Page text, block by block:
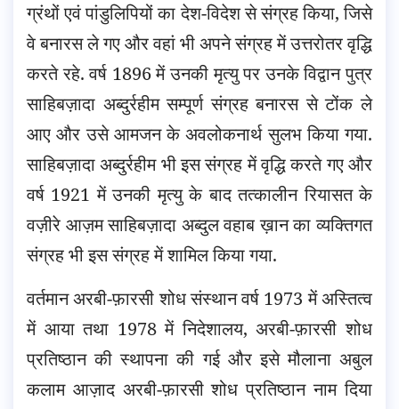
ग्रंथों एवं पांडुलिपियों का देश-विदेश से संग्रह किया, जिसे
वे बनारस ले गए और वहां भी अपने संग्रह में उत्तरोतर वृद्धि
करते रहे. वर्ष 1896 में उनकी मृत्यु पर उनके विद्वान पुत्र
साहिबज़ादा अब्दुर्रहीम सम्पूर्ण संग्रह बनारस से टोंक ले
आए और उसे आमजन के अवलोकनार्थ सुलभ किया गया.
साहिबज़ादा अब्दुर्रहीम भी इस संग्रह में वृद्धि करते गए और
वर्ष 1921 में उनकी मृत्यु के बाद तत्कालीन रियासत के
वज़ीरे आज़म साहिबज़ादा अब्दुल वहाब ख़ान का व्यक्तिगत
संग्रह भी इस संग्रह में शामिल किया गया.
वर्तमान अरबी-फ़ारसी शोध संस्थान वर्ष 1973 में अस्तित्व
में आया तथा 1978 में निदेशालय, अरबी-फ़ारसी शोध
प्रतिष्ठान की स्थापना की गई और इसे मौलाना अबुल
कलाम आज़ाद अरबी-फ़ारसी शोध प्रतिष्ठान नाम दिया